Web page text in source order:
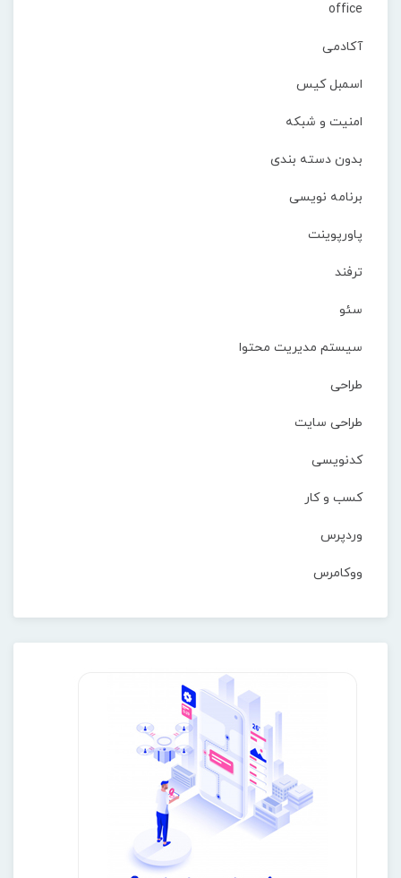
office
آکادمی
اسمبل کیس
امنیت و شبکه
بدون دسته بندی
برنامه نویسی
پاورپوینت
ترفند
سئو
سیستم مدیریت محتوا
طراحی
طراحی سایت
کدنویسی
کسب و کار
وردپرس
ووکامرس